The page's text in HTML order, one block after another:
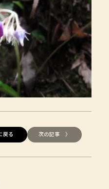
戻る 次の記事 〉